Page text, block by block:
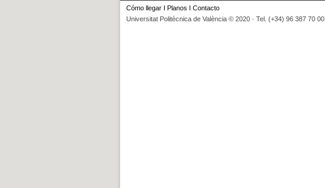
Cómo llegar I Planos I Contacto
Universitat Politècnica de València © 2020 · Tel. (+34) 96 387 70 00